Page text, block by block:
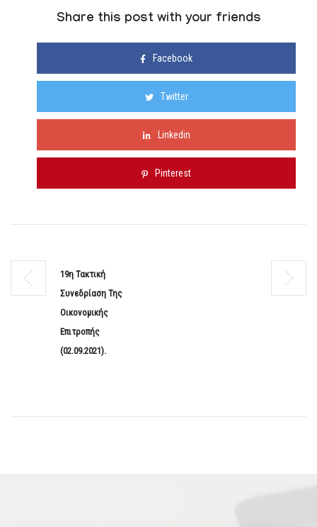
Share this post with your friends
Facebook
Twitter
Linkedin
Pinterest
19η Τακτική
Συνεδρίαση Της
Οικονομικής
Επιτροπής
(02.09.2021).